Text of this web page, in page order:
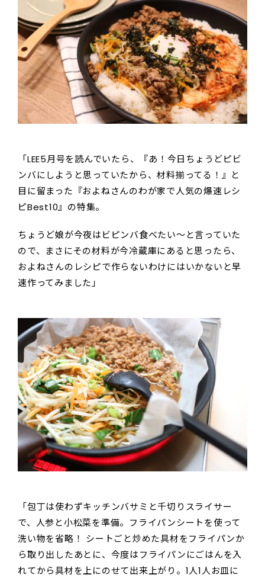
「LEE5月号を読んでいたら、『あ！今日ちょうどピビ
ンバにしようと思っていたから、材料揃ってる！』と
目に留まった『およねさんのわが家で人気の爆速レシ
ピBest10』の特集。
ちょうど娘が今夜はビピンバ食べたい～と言っていた
ので、まさにその材料が今冷蔵庫にあると思ったら、
およねさんのレシピで作らないわけにはいかないと早
速作ってみました」
「包丁は使わずキッチンバサミと千切りスライサー
で、人参と小松菜を準備。フライパンシートを使って
洗い物を省略！ シートごと炒めた具材をフライパンか
ら取り出したあとに、今度はフライパンにごはんを入
れてから具材を上にのせて出来上がり。1人1人お皿に